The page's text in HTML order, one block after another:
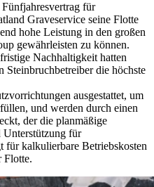
für
Graveservice seine Flotte
hohe Leistung in den großen
gewährleisten zu können.
Nachhaltigkeit hatten
die höchste
ausgestattet, um
und werden durch einen
der die planmäßige
Unterstützung für
für kalkulierbare Betriebskosten
Flotte.